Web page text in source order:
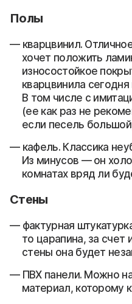
Полы
кварцвинил.
хочет положить
износостойкое
кварцвинила
В том числе с
(ее как раз не
если песель
кафель. Классика
Из минусов — он
комнатах вряд ли
Стены
фактурная
то царапина, за счет
стены она будет
ПВХ панели. Можно
материал, которому